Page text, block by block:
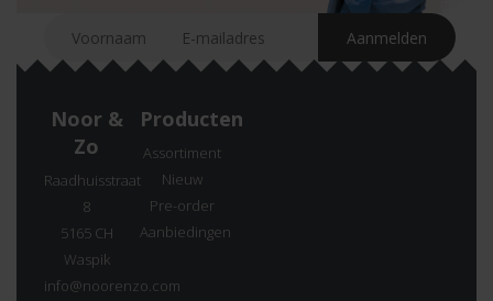
Noor &
Zo
Raadhuisstraat
8
5165 CH
Waspik
info@noorenzo.com
Producten
Assortiment
Nieuw
Pre-order
Aanbiedingen